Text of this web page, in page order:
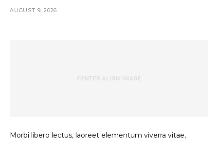
AUGUST 9, 2026
Morbi libero lectus, laoreet elementum viverra vitae,